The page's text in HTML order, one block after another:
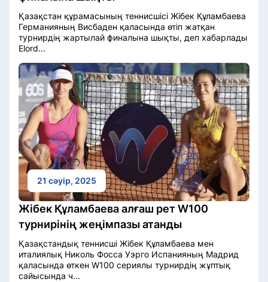
Қазақстан құрамасының теннисшісі Жібек Құламбаева
Германияның Висбаден қаласында өтіп жатқан
турнирдің жартылай финалына шықты, деп хабарлады
Elord...
21 сәуір, 2025
Жібек Құламбаева алғаш рет W100
турнирінің жеңімпазы атанды
Қазақстандық теннисші Жібек Құламбаева мен
италиялық Николь Фосса Уэрго Испанияның Мадрид
қаласында өткен W100 сериялы турнирдің жұптық
сайысында ч...